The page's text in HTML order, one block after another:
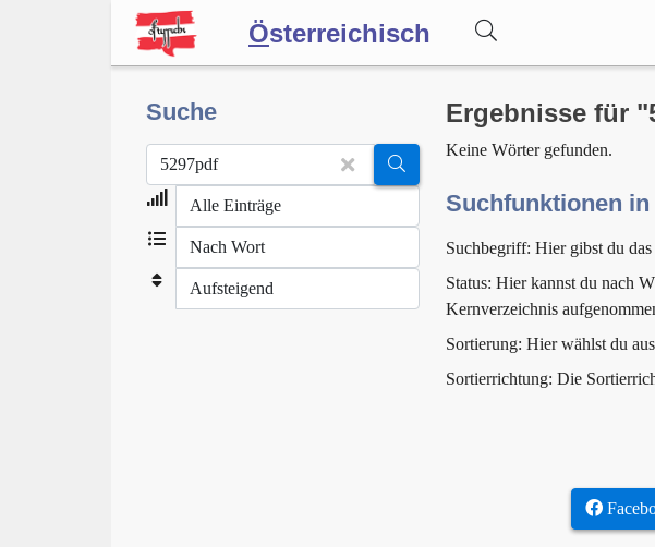
Österreichisch
Wörterbuch
Forum
Blog
Suche Ergebnisse für
Keine Wörter gefunden.
Suchfunktionen
Suchbegriff: Hier gibst du
Status: Hier kannst du nach
Kernverzeichnis
Sortierung: Hier wählst du
Sortierrichtung: Die